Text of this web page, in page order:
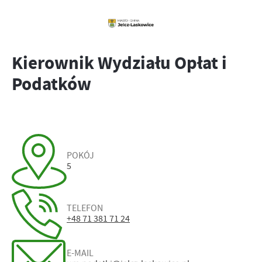
Kierownik Wydziału Opłat i
Podatków
POKÓJ
5
TELEFON
+48 71 381 71 24
E-MAIL